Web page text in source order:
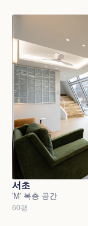
서초
'M' 복층 공간
60평